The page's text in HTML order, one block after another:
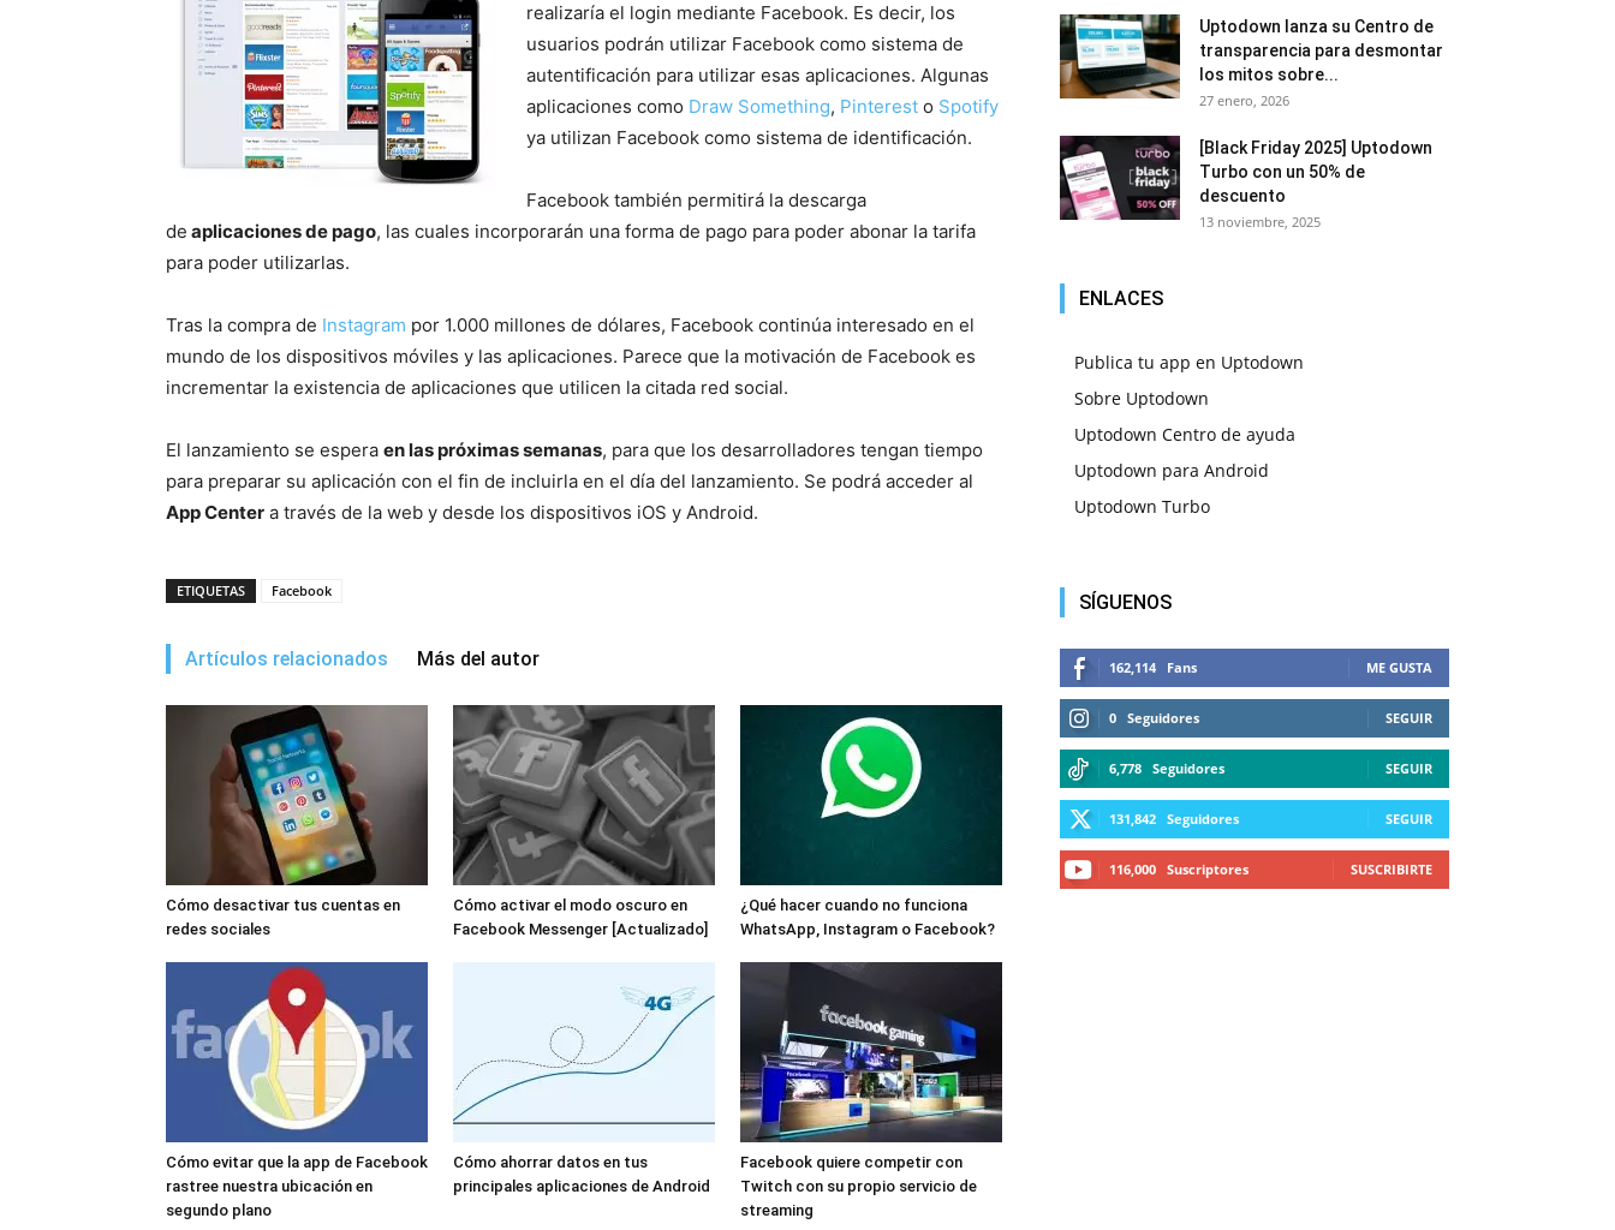
realizaría el login mediante Facebook. Es decir, los
usuarios podrán utilizar Facebook como sistema de
autentificación para utilizar esas aplicaciones. Algunas
aplicaciones como Draw Something, Pinterest o Spotify
ya utilizan Facebook como sistema de identificación.
Facebook también permitirá la descarga
de aplicaciones de pago, las cuales incorporarán una forma de pago para poder abonar la tarifa
para poder utilizarlas.
Tras la compra de Instagram por 1.000 millones de dólares, Facebook continúa interesado en el
mundo de los dispositivos móviles y las aplicaciones. Parece que la motivación de Facebook es
incrementar la existencia de aplicaciones que utilicen la citada red social.
El lanzamiento se espera en las próximas semanas, para que los desarrolladores tengan tiempo
para preparar su aplicación con el fin de incluirla en el día del lanzamiento. Se podrá acceder al
App Center a través de la web y desde los dispositivos iOS y Android.
ETIQUETAS Facebook
Artículos relacionados Más del autor
Cómo desactivar tus cuentas en
redes sociales
Cómo activar el modo oscuro en
Facebook Messenger [Actualizado]
¿Qué hacer cuando no funciona
WhatsApp, Instagram o Facebook?
Cómo evitar que la app de Facebook
rastree nuestra ubicación en
segundo plano
Cómo ahorrar datos en tus
principales aplicaciones de Android
Facebook quiere competir con
Twitch con su propio servicio de
streaming
Uptodown lanza su Centro de
transparencia para desmontar
los mitos sobre...
27 enero, 2026
[Black Friday 2025] Uptodown
Turbo con un 50% de
descuento
13 noviembre, 2025
ENLACES
Publica tu app en Uptodown
Sobre Uptodown
Uptodown Centro de ayuda
Uptodown para Android
Uptodown Turbo
SÍGUENOS
162,114 Fans ME GUSTA
0 Seguidores SEGUIR
6,778 Seguidores SEGUIR
131,842 Seguidores SEGUIR
116,000 Suscriptores SUSCRIBIRTE